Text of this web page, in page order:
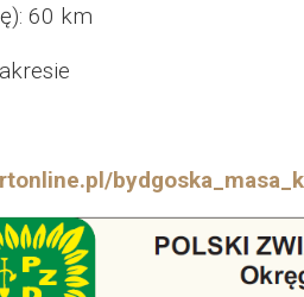
60 km